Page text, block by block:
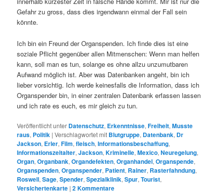
Gefahr zu gross, dass dies irgendwann einmal der Fall sein
könnte.
Ich bin ein Freund der Organspenden. Ich finde dies ist eine
soziale Pflicht gegenüber allen Mitmenschen: Wenn man helfen
kann, soll man es tun, solange es ohne allzu unzumutbaren
Aufwand möglich ist. Aber was Datenbanken angeht, bin ich
lieber vorsichtig. Ich werde keinesfalls die Information, dass ich
Organspender bin, in einer zentralen Datenbank erfassen lassen
und ich rate es euch, es mir gleich zu tun.
Veröffentlicht unter Datenschutz, Erkenntnisse,Freiheit,Musste
raus, Politik |Verschlagwortet mit Blutgruppe, Datenbank, Dr
Jackson, Erler,Film,fleisch,Informationsbeschaffung,
Informationszeitalter,Jackson,Kriminelle,Mexico,Neuregelung,
Organ,Organbank,Organdefekten,Organhandel,Organspende,
Organspenden,Organspender, Patient, Rainer, Rasterfahndung,
Roswell,Sage,Spender,Spezialklinik,Spur,Tourist,
Versichertenkarte |2Kommentare